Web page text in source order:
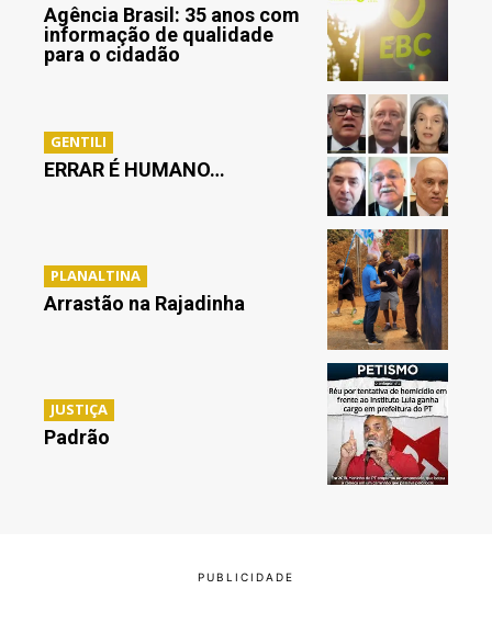
Agência Brasil: 35 anos com
informação de qualidade
para o cidadão
GENTILI
ERRAR É HUMANO…
PLANALTINA
Arrastão na Rajadinha
JUSTIÇA
Padrão